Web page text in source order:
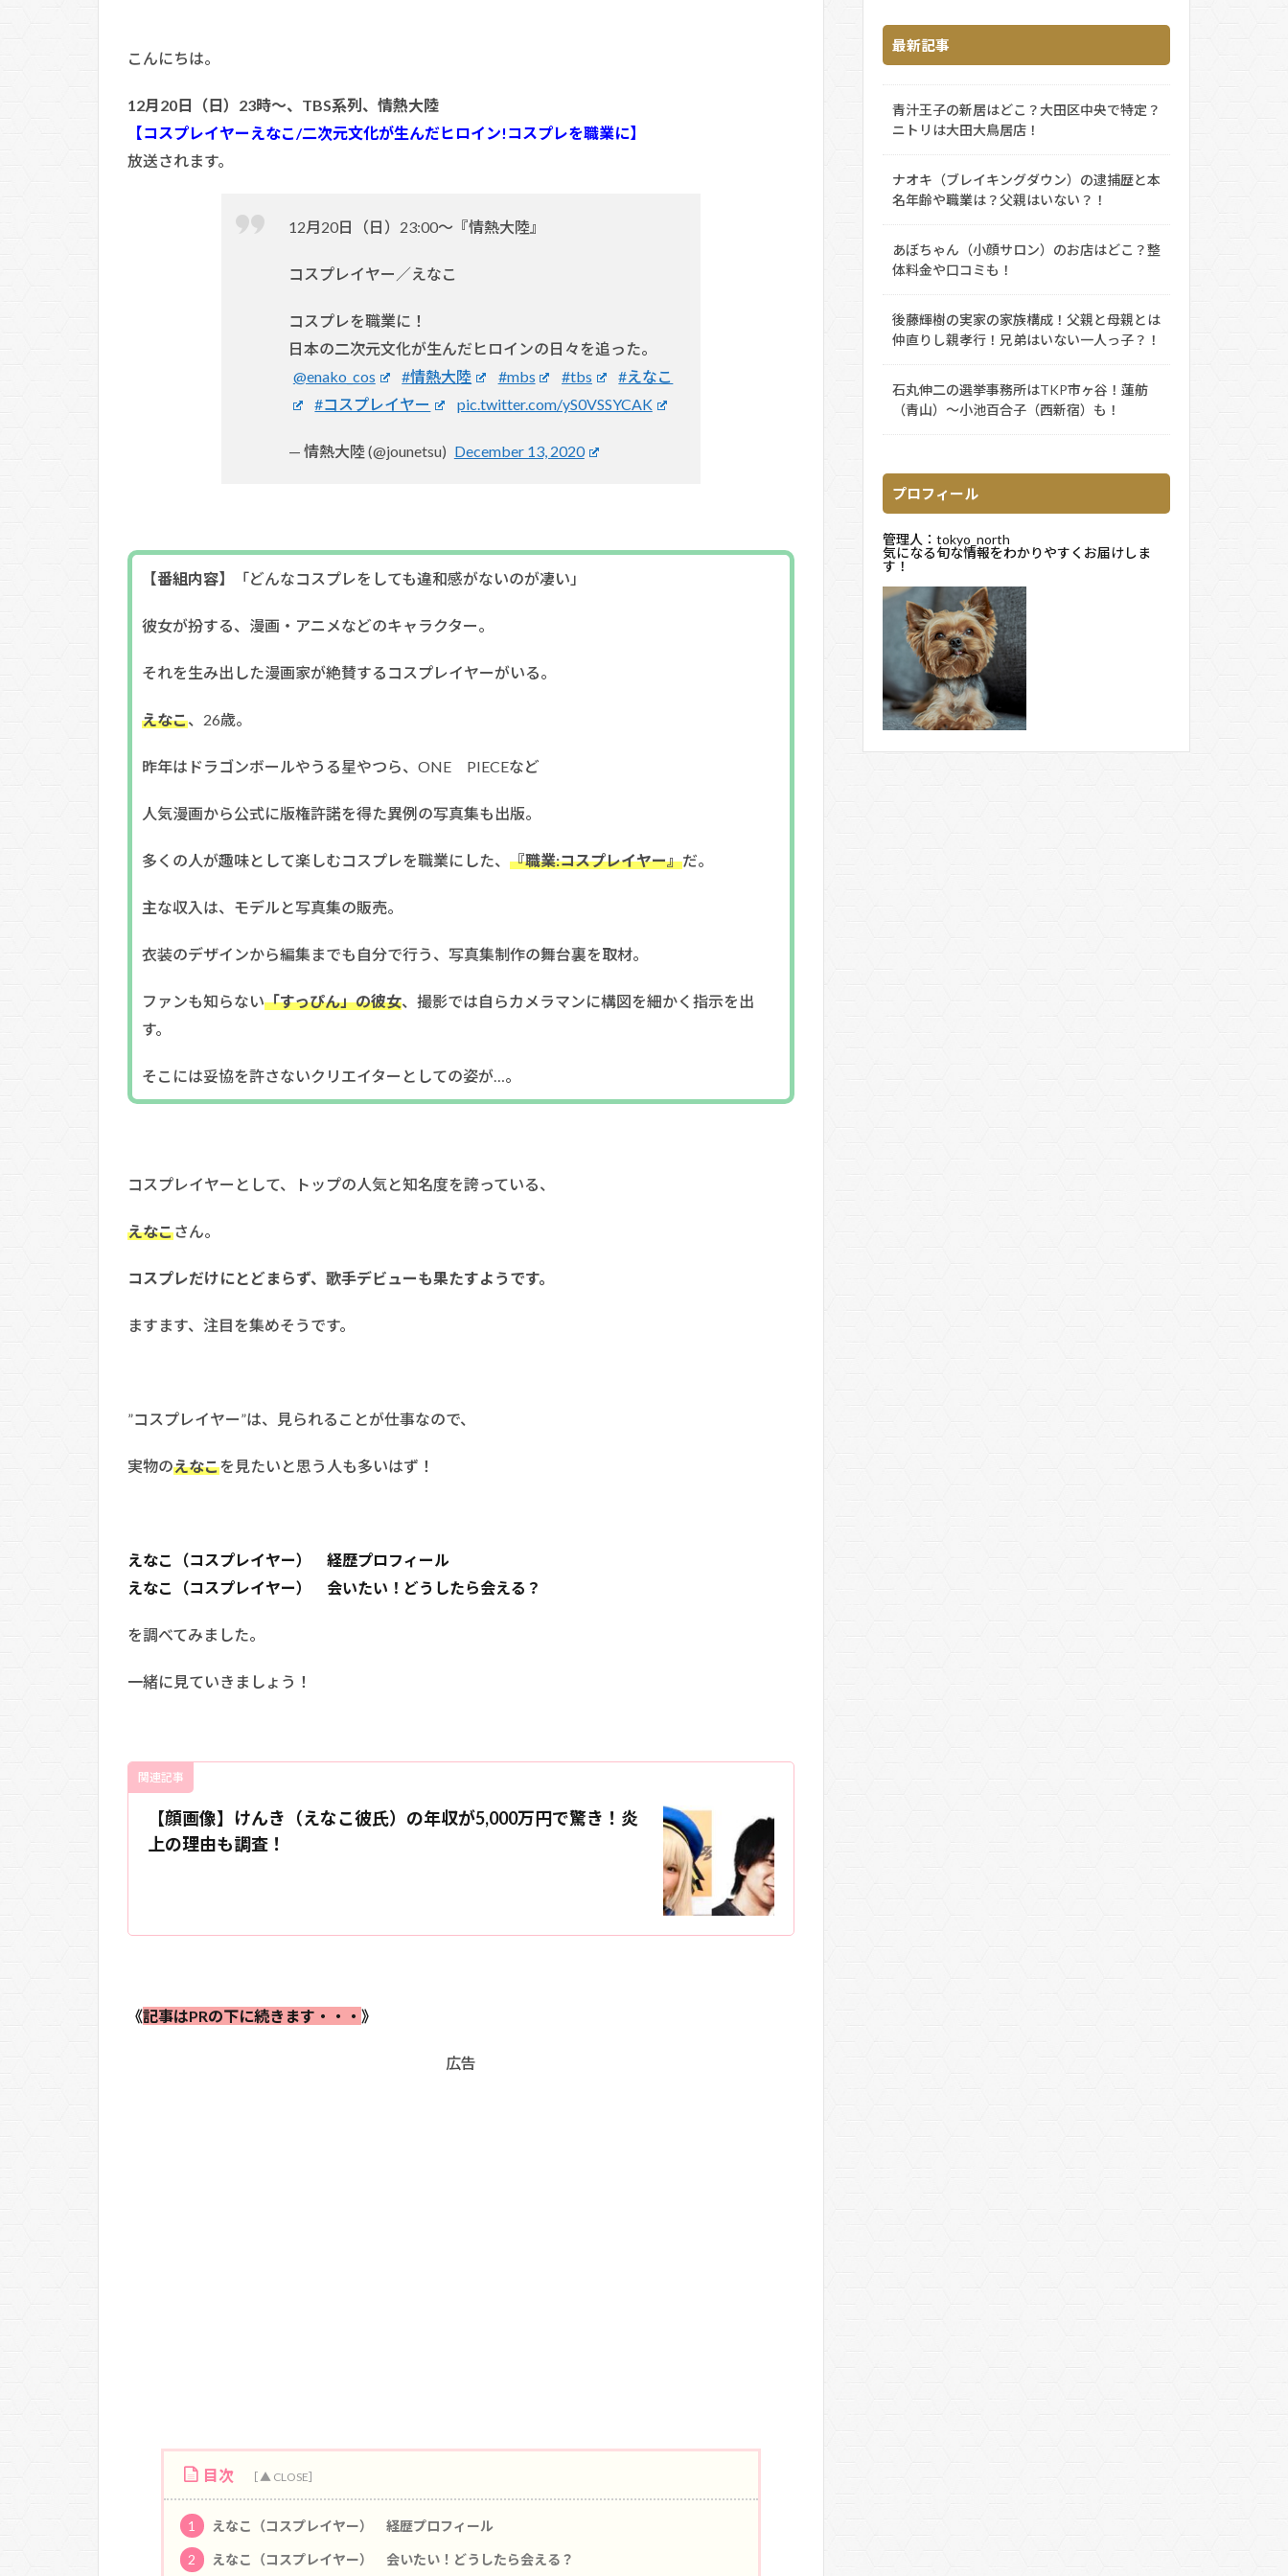
こんにちは。
12月20日（日）23時～、TBS系列、情熱大陸
【コスプレイヤーえなこ/二次元文化が生んだヒロイン!コスプレを職業に】
放送されます。
12月20日（日）23:00～『情熱大陸』
コスプレイヤー／えなこ
コスプレを職業に！
日本の二次元文化が生んだヒロインの日々を追った。
@enako_cos
#情熱大陸 #mbs #tbs
#えなこ
#コスプレイヤー
pic.twitter.com/yS0VSSYCAK
— 情熱大陸 (@jounetsu) December 13, 2020
【番組内容】 「どんなコスプレをしても違和感がないのが凄い」
彼女が扮する、漫画・アニメなどのキャラクター。
それを生み出した漫画家が絶賛するコスプレイヤーがいる。
えなこ、26歳。
昨年はドラゴンボールやうる星やつら、ONE PIECEなど
人気漫画から公式に版権許諾を得た異例の写真集も出版。
多くの人が趣味として楽しむコスプレを職業にした、 『職業:コスプレイヤー』だ。
主な収入は、モデルと写真集の販売。
衣装のデザインから編集までも自分で行う、写真集制作の舞台裏を取材。
ファンも知らない「すっぴん」の彼女、撮影では自らカメラマンに構図を細かく指示を出
す。
そこには妥協を許さないクリエイターとしての姿が…。
コスプレイヤーとして、トップの人気と知名度を誇っている、
えなこさん。
コスプレだけにとどまらず、歌手デビューも果たすようです。
ますます、注目を集めそうです。
”コスプレイヤー”は、見られることが仕事なので、
実物のえなこを見たいと思う人も多いはず！
えなこ（コスプレイヤー） 経歴プロフィール
えなこ（コスプレイヤー） 会いたい！どうしたら会える？
を調べてみました。
一緒に見ていきましょう！
関連記事
【顔画像】けんき（えなこ彼氏）の年収が5,000万円で驚き！炎
上の理由も調査！
《記事はPRの下に続きます・・・ 》
広告
目次
1 えなこ（コスプレイヤー） 経歴プロフィール
2 えなこ（コスプレイヤー） 会いたい！どうしたら会える？
最新記事
青汁王子の新居はどこ？大田区中央で特定？
ニトリは大田大鳥居店！
ナオキ（ブレイキングダウン）の逮捕歴と本
名年齢や職業は？父親はいない？！
あぼちゃん（小顔サロン）のお店はどこ？整
体料金や口コミも！
後藤輝樹の実家の家族構成！父親と母親とは
仲直りし親孝行！兄弟はいない一人っ子？！
石丸伸二の選挙事務所はTKP市ヶ谷！蓮舫
（青山）～小池百合子（西新宿）も！
プロフィール
管理人：tokyo_north
気になる旬な情報をわかりやすくお届けしま
す！